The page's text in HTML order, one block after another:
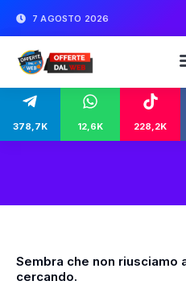
7 AGOSTO 2026
378,7K 12,6K 228,2K
Sembra che non riusciamo
cercando.